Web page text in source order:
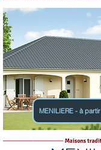
MENILIERE - à